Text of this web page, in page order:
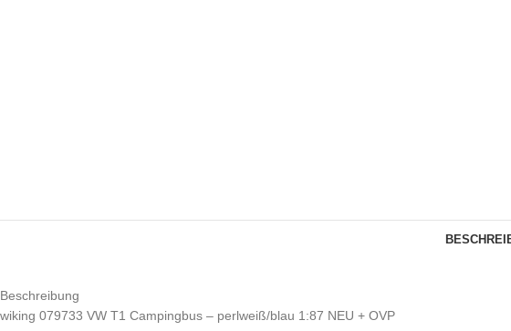
Beschreibung
wiking 079733 VW T1 Campingbus – perlweiß/blau 1:87 NEU + OVP